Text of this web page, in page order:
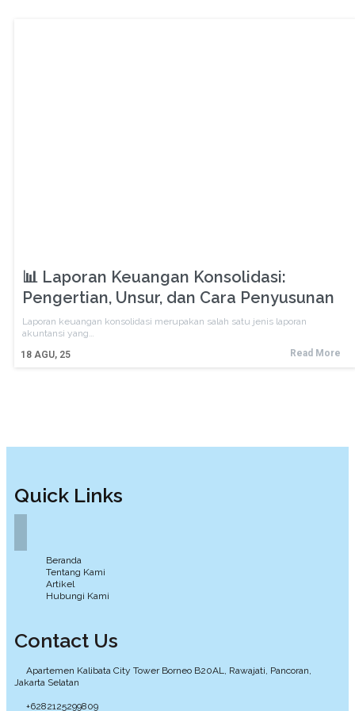
📊 Laporan Keuangan Konsolidasi:
Pengertian, Unsur, dan Cara Penyusunan
18 AGU, 25
Laporan keuangan konsolidasi merupakan salah satu jenis laporan
akuntansi yang…
Read More
Quick Links
Beranda
Tentang Kami
Artikel
Hubungi Kami
Contact Us
Apartemen Kalibata City Tower Borneo B20AL, Rawajati, Pancoran,
Jakarta Selatan
+6282125299809